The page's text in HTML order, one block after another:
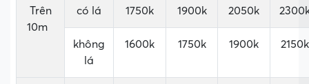
Trên
10m ²
có lá 1750k 1900k 2050k
không
lá
1600k 1750k 1900k 2150k